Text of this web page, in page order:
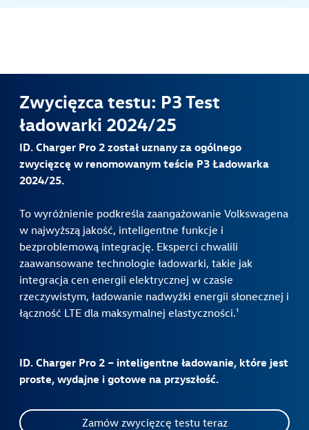
Zwycięzca testu: P3 Test
ładowarki 2024/25
ID. Charger Pro 2 został uznany za ogólnego
zwycięzcę w renomowanym teście P3 Ładowarka
2024/25.
To wyróżnienie podkreśla zaangażowanie Volkswagena
w najwyższą jakość, inteligentne funkcje i
bezproblemową integrację. Eksperci chwalili
zaawansowane technologie ładowarki, takie jak
integracja cen energii elektrycznej w czasie
rzeczywistym, ładowanie nadwyżki energii słonecznej i
łączność LTE dla maksymalnej elastyczności.¹
ID. Charger Pro 2 – inteligentne ładowanie, które jest
proste, wydajne i gotowe na przyszłość.
Zamów zwycięzcę testu teraz